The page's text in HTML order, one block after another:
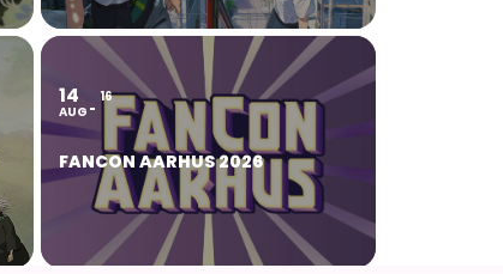
14
AUG
16
FANCON AARHUS 2026